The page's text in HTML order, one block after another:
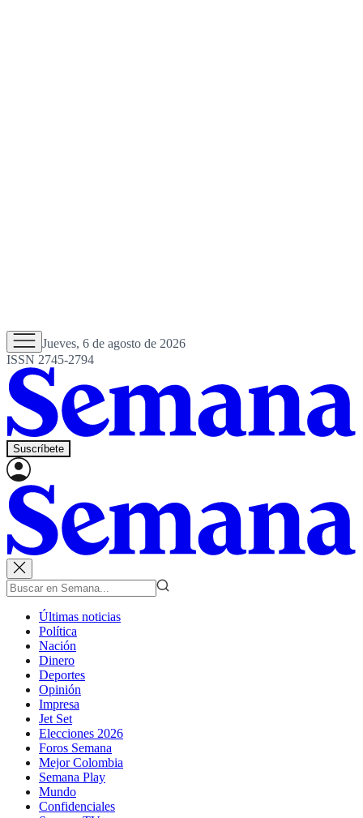
Jueves, 6 de agosto de 2026
ISSN 2745-2794
Suscríbete
Últimas noticias
Política
Nación
Dinero
Deportes
Opinión
Impresa
Jet Set
Elecciones 2026
Foros Semana
Mejor Colombia
Semana Play
Mundo
Confidenciales